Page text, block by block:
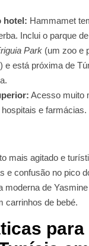
hotel: Hammamet
Inclui o parque
Park (um zoo e
e está próxima de
Acesso muito
e farmácias.
mais agitado e
e confusão no pico
moderna de
carrinhos de bebé.
para